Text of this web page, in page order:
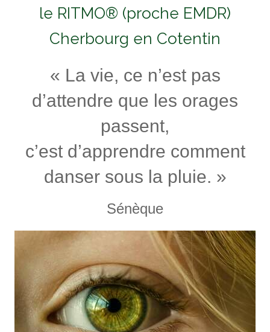
le RITMO® (proche EMDR)
Cherbourg en Cotentin
« La vie, ce n’est pas
d’attendre que les orages
passent,
c’est d’apprendre comment
danser sous la pluie. »
Sénèque